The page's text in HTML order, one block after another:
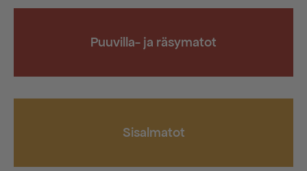
Puuvilla- ja räsymatot
Sisalmatot